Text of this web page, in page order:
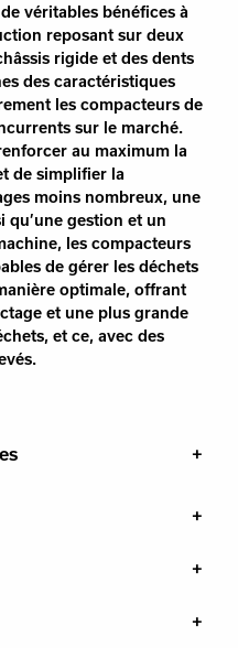
véritables bénéfices à
reposant sur deux
rigide et des dents
des caractéristiques
les compacteurs de
sur le marché.
au maximum la
de simplifier la
moins nombreux, une
gestion et un
les compacteurs
de gérer les déchets
optimale, offrant
et une plus grande
et ce, avec des